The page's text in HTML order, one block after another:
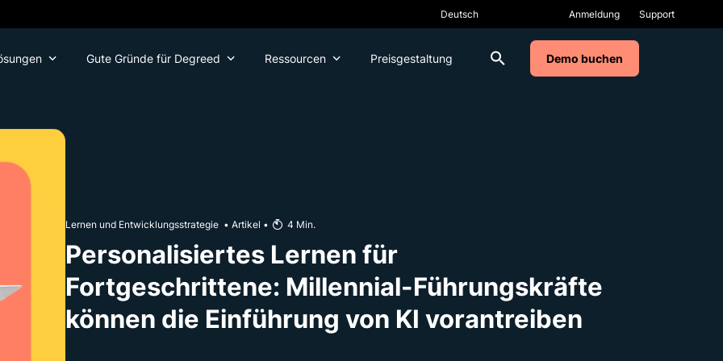
Anmeldung Support
Gute Gründe für Degreed Ressourcen Preisgestaltung Demo buchen
Lernen und Entwicklungsstrategie • Artikel • 4 Min.
Personalisiertes Lernen für
Fortgeschrittene: Millennial-Führungskräfte
können die Einführung von KI vorantreiben